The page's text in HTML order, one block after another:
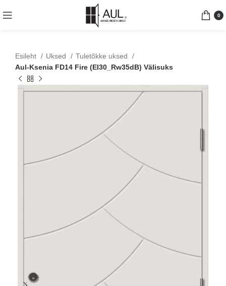
0
Esileht Uksed
Tuletõkke uksed
Aul-Ksenia FD14 Fire (EI30_Rw35dB) Välisuks